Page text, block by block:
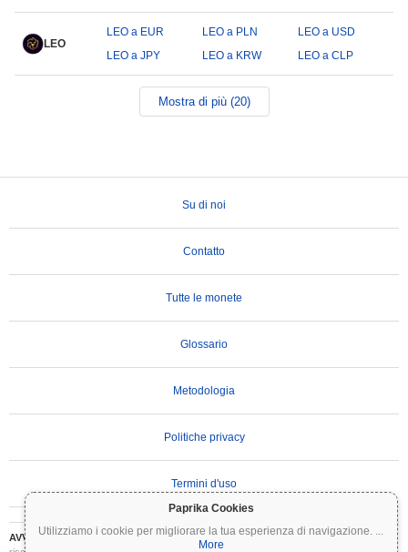
Paprika Cookies
Utilizziamo i cookie per migliorare la tua esperienza di navigazione. ...
More
LEO
LEO a EUR LEO a PLN
LEO a USD
LEO a JPY
LEO a KRW LEO a CLP
Mostra di più (20)
Su di noi
Contatto
Tutte le monete
Glossario
Metodologia
Politiche privacy
Termini d'uso
AVVERTENZA IMPORTANTE:Le criptovalute sono altamente volatili e comportano